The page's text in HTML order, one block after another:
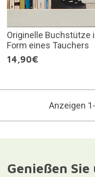
Originelle Buchstütze
Form eines Tauchers
14,90€
Anzeigen
Genießen